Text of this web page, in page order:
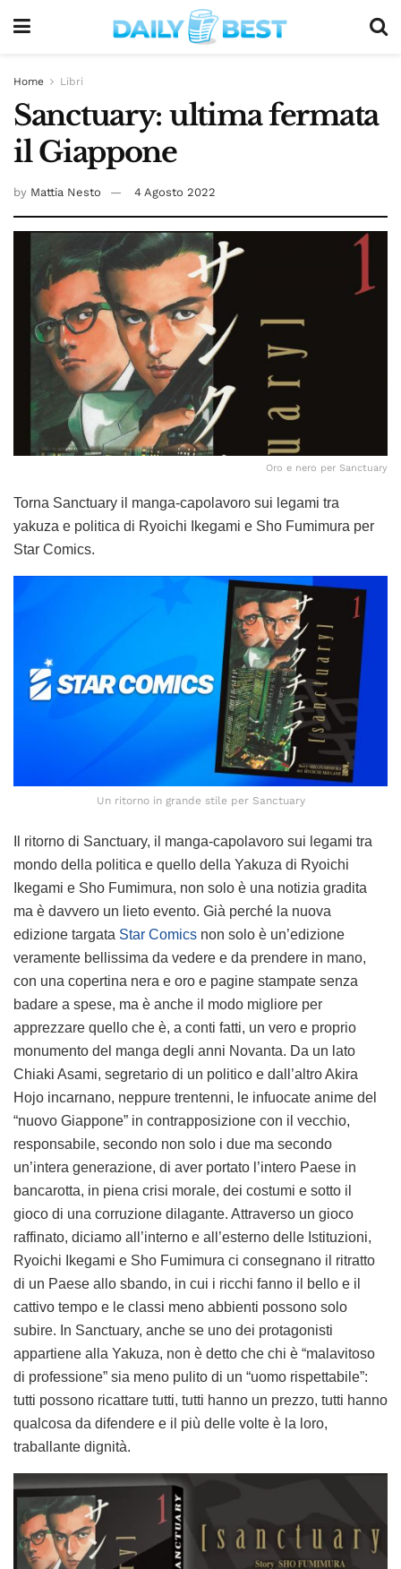
Home Libri
Sanctuary: ultima fermata
il Giappone
by Mattia Nesto 4 Agosto 2022
Oro e nero per Sanctuary
Torna Sanctuary il manga-capolavoro sui legami tra
yakuza e politica di Ryoichi Ikegami e Sho Fumimura per
Star Comics.
Un ritorno in grande stile per Sanctuary
Il ritorno di Sanctuary, il manga-capolavoro sui legami tra
mondo della politica e quello della Yakuza di Ryoichi
Ikegami e Sho Fumimura, non solo è una notizia gradita
ma è davvero un lieto evento. Già perché la nuova
edizione targata Star Comics non solo è un’edizione
veramente bellissima da vedere e da prendere in mano,
con una copertina nera e oro e pagine stampate senza
badare a spese, ma è anche il modo migliore per
apprezzare quello che è, a conti fatti, un vero e proprio
monumento del manga degli anni Novanta. Da un lato
Chiaki Asami, segretario di un politico e dall’altro Akira
Hojo incarnano, neppure trentenni, le infuocate anime del
“nuovo Giappone” in contrapposizione con il vecchio,
responsabile, secondo non solo i due ma secondo
un’intera generazione, di aver portato l’intero Paese in
bancarotta, in piena crisi morale, dei costumi e sotto il
gioco di una corruzione dilagante. Attraverso un gioco
raffinato, diciamo all’interno e all’esterno delle Istituzioni,
Ryoichi Ikegami e Sho Fumimura ci consegnano il ritratto
di un Paese allo sbando, in cui i ricchi fanno il bello e il
cattivo tempo e le classi meno abbienti possono solo
subire. In Sanctuary, anche se uno dei protagonisti
appartiene alla Yakuza, non è detto che chi è “malavitoso
di professione” sia meno pulito di un “uomo rispettabile”:
tutti possono ricattare tutti, tutti hanno un prezzo, tutti hanno
qualcosa da difendere e il più delle volte è la loro,
traballante dignità.